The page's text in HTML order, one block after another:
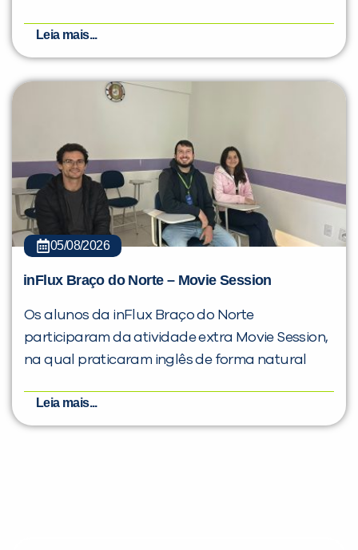
Leia mais...
05/08/2026
inFlux Braço do Norte – Movie Session
Os alunos da inFlux Braço do Norte
participaram da atividade extra Movie Session,
na qual praticaram inglês de forma natural
Leia mais...